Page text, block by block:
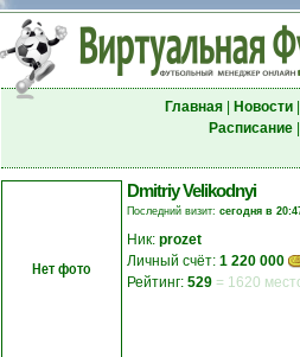
Главная| Новости|
Расписание|
Нет фото
Dmitriy Velikodnyi
Последний визит: сегодня в
Ник: prozet
Личный счёт: 1 220 000
Рейтинг: 529 = 1620